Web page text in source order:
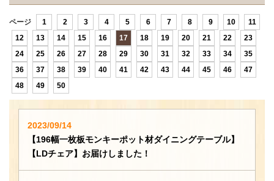
ページ 1 2 3 4 5 6 7 8 9 10
11
12
13 14 15 16 17 18 19 20 21 22
23
24
25 26 27 28 29 30 31 32 33 34
35
36
37 38 39 40 41 42 43 44 45 46
47
48
49 50
2023/09/14
【196幅一枚板モンキーポット材ダイニングテーブル】
【LDチェア】お届けしました！